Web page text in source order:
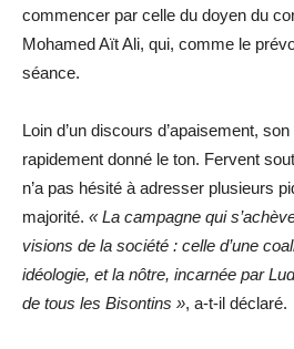
commencer par celle du doyen du
Mohamed Aït Ali, qui, comme le
séance.
Loin d’un discours d’apaisement,
rapidement donné le ton. Fervent
n’a pas hésité à adresser plusieurs
majorité. « La campagne qui
visions de la société : celle d’une
idéologie, et la nôtre, incarnée par
de tous les Bisontins », a-t-il déclaré.